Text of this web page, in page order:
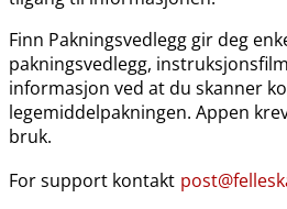
Finn Pakningsvedlegg gir deg
pakningsvedlegg,
informasjon ved at du skanner
legemiddelpakningen. Appen
bruk.
For support kontakt